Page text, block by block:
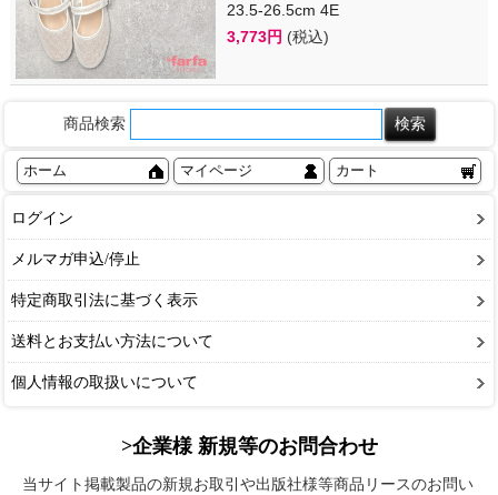
23.5-26.5cm 4E
3,773円 (税込)
商品検索
ホーム マイページ カート
ログイン
メルマガ申込/停止
特定商取引法に基づく表示
送料とお支払い方法について
個人情報の取扱いについて
>企業様 新規等のお問合わせ
当サイト掲載製品の新規お取引や出版社様等商品リースのお問い